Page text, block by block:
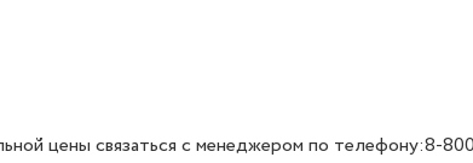
цены связаться с менеджером по телефону:8-